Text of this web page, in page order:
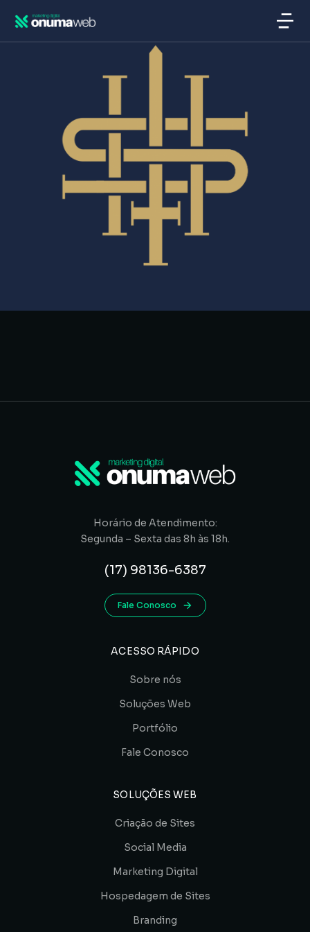
Horário de Atendimento:
Segunda – Sexta das 8h às 18h.
(17) 98136-6387
Fale Conosco
ACESSO RÁPIDO
Sobre nós
Soluções Web
Portfólio
Fale Conosco
SOLUÇÕES WEB
Criação de Sites
Social Media
Marketing Digital
Hospedagem de Sites
Branding